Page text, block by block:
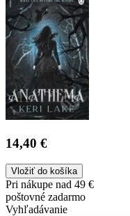
14,40 €
Vložiť do košíka
Pri nákupe nad 49 €
poštovné zadarmo
Vyhľadávanie